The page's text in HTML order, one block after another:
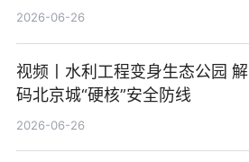
(511090) 盘中小幅上涨
2026-06-26
视频丨水利工程变身生态公园 解
码北京城“硬核”安全防线
2026-06-26